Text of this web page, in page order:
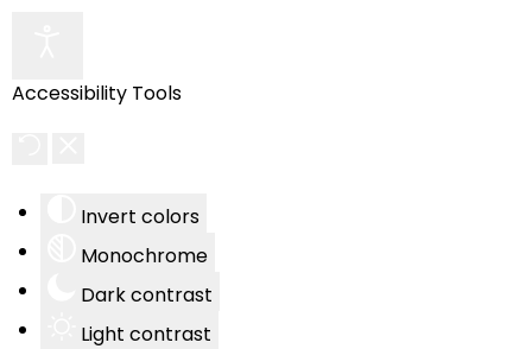
Accessibility Tools
Invert colors
Monochrome
Dark contrast
Light contrast